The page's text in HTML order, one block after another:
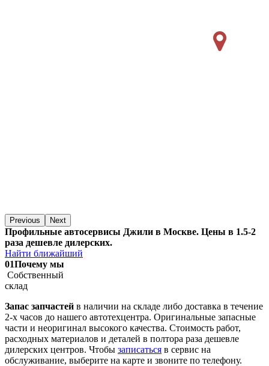
Previous Next
Профильные автосервисы Джили в Москве. Цены в 1.5-2
раза дешевле дилерских.
Найти ближайший
01Почему мы
Собственный
склад
Запас запчастей в наличии на складе либо доставка в течение
2-х часов до нашего автотехцентра. Оригинальные запасные
части и неоригинал высокого качества. Стоимость работ,
расходных материалов и деталей в полтора раза дешевле
дилерских центров. Чтобы записаться в сервис на
обслуживание, выберите на карте и звоните по телефону.